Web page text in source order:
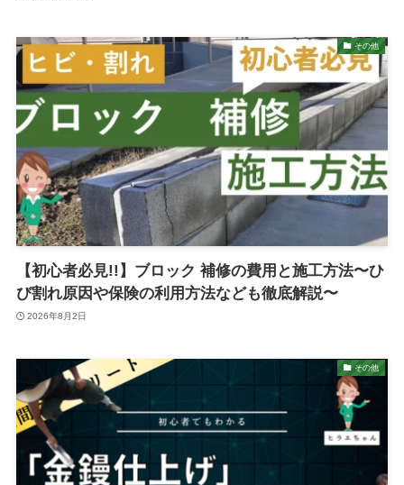
その他
【初心者必見!!】ブロック 補修の費用と施工方法〜ひ
び割れ原因や保険の利用方法なども徹底解説〜
2026年8月2日
その他